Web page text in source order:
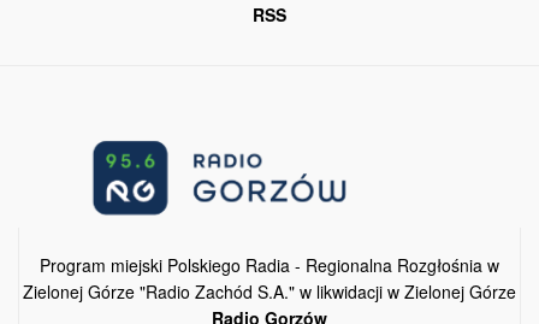
RSS
Program miejski Polskiego Radia - Regionalna Rozgłośnia w
Zielonej Górze "Radio Zachód S.A." w likwidacji w Zielonej Górze
Radio Gorzów